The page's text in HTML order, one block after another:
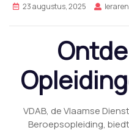
23 augustus, 2025
VDAB, de Vlaamse
Beroepsopleiding,